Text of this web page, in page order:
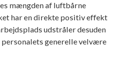
mængden af luftbårne
har en direkte positiv effekt
udstråler desuden
generelle velvære